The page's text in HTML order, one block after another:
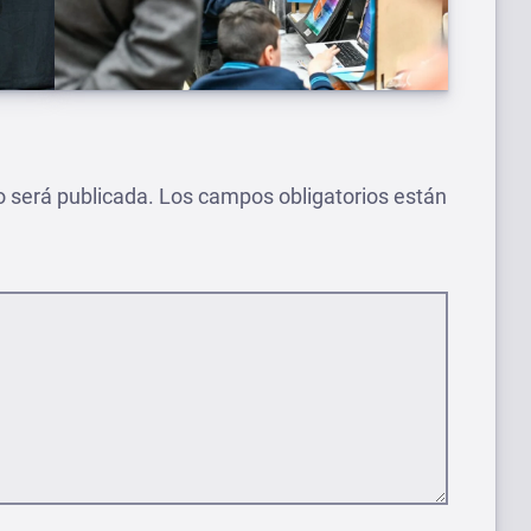
será publicada. Los campos obligatorios están